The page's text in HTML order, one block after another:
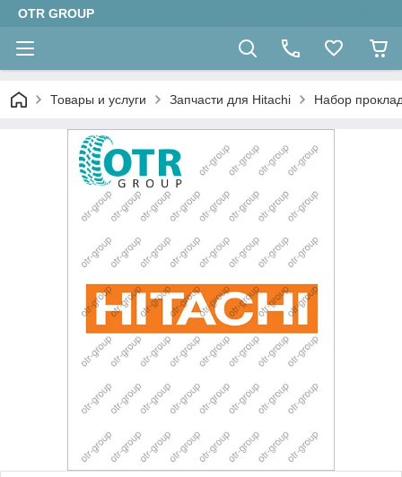
OTR GROUP
Товары и услуги Запчасти для Hitachi Набор